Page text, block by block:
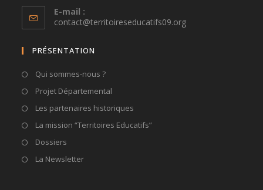
E-mail :
contact@territoireseducatifs09.orgS’ouvre
PRÉSENTATION
Qui sommes-nous ?
Projet Départemental
Les partenaires historiques
La mission “Territoires Educatifs”
Dossiers
La Newsletter